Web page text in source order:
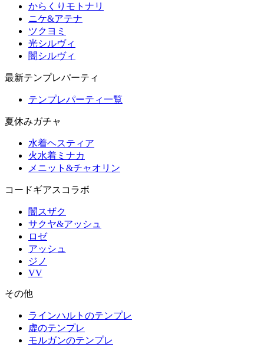
からくりモトナリ
ニケ&アテナ
ツクヨミ
光シルヴィ
闇シルヴィ
最新テンプレパーティ
テンプレパーティ一覧
夏休みガチャ
水着ヘスティア
火水着ミナカ
メニット&チャオリン
コードギアスコラボ
闇スザク
サクヤ&アッシュ
ロゼ
アッシュ
ジノ
VV
その他
ラインハルトのテンプレ
虚のテンプレ
モルガンのテンプレ